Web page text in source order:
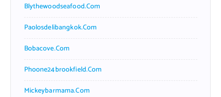
Blythewoodseafood.com
Paolosdelibangkok.com
Bobacove.com
Phoone24brookfield.com
Mickeybarmama.com